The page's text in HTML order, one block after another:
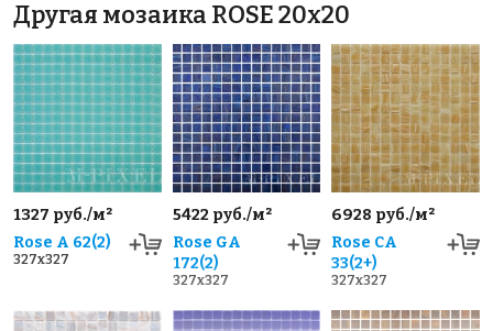
Другая мозаика ROSE 20x20
1327 руб./м²
Rose A 62(2)
327x327
5422 руб./м²
Rose GA
172(2)
327x327
6928 руб./м²
Rose CA
33(2+)
327x327